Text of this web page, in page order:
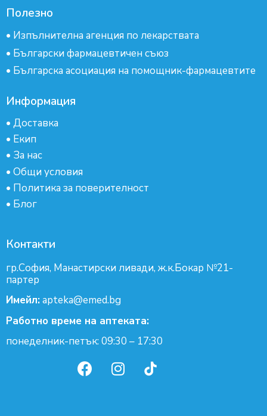
Полезно
• Изпълнителна агенция по лекарствата
• Български фармацевтичен съюз
• Българска асоциация на помощник-фармацевтите
Информация
• Доставка
• Екип
• За нас
• Общи условия
• Политика за поверителност
• Блог
Контакти
гр.София, Манастирски ливади, ж.к.Бокар №21-
партер
Имейл:apteka@emed.bg
Работно време на аптеката:
понеделник-петък: 09:30 – 17:30